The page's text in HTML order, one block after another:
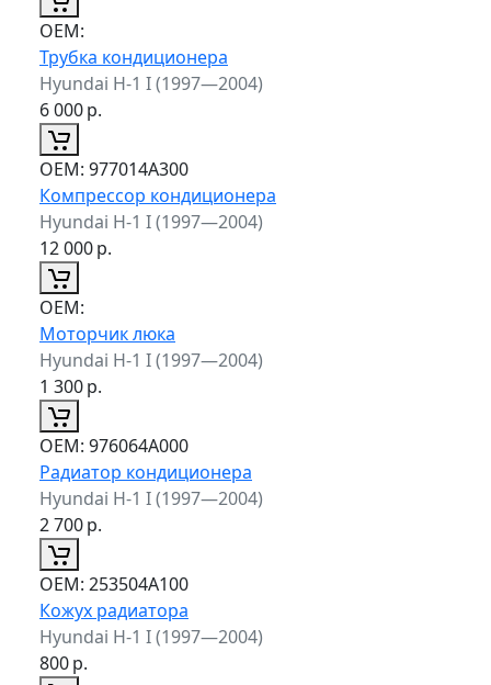
ОЕМ:
Трубка кондиционера
Hyundai H-1 I (1997—2004)
6 000р.
ОЕМ: 977014A300
Компрессор кондиционера
Hyundai H-1 I (1997—2004)
12 000р.
ОЕМ:
Моторчик люка
Hyundai H-1 I (1997—2004)
1 300р.
ОЕМ: 976064A000
Радиатор кондиционера
Hyundai H-1 I (1997—2004)
2 700р.
ОЕМ: 253504A100
Кожух радиатора
Hyundai H-1 I (1997—2004)
800р.